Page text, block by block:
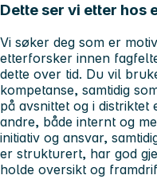
Dette ser vi etter hos
Vi søker deg som er
etterforsker innen
dette over tid. Du vil
kompetanse, samtidig
på avsnittet og i distriktet
andre, både internt og
initiativ og ansvar,
er strukturert, har god
holde oversikt og